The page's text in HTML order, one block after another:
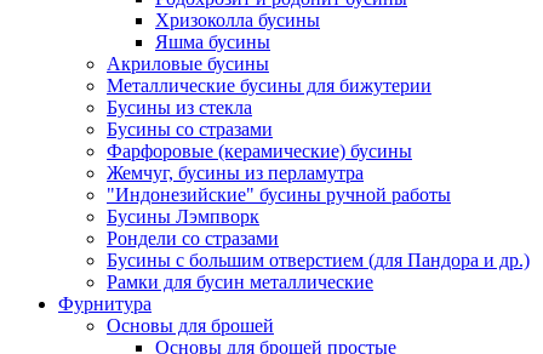
Хризоколла бусины
Яшма бусины
Акриловые бусины
Металлические бусины для бижутерии
Бусины из стекла
Бусины со стразами
Фарфоровые (керамические) бусины
Жемчуг, бусины из перламутра
"Индонезийские" бусины ручной работы
Бусины Лэмпворк
Рондели со стразами
Бусины с большим отверстием (для Пандора и др.)
Рамки для бусин металлические
Фурнитура
Основы для брошей
Основы для брошей простые